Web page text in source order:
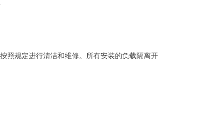
照规定进行清洁和维修。所有安装的负载隔离开